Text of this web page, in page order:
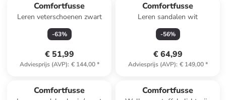
Comfortfusse
Leren veterschoenen zwart
-63%
€ 51,99
Adviesprijs (AVP): € 144,00*
Comfortfusse
Leren sandalen wit
-56%
€ 64,99
Adviesprijs (AVP): € 149,00*
Comfortfusse Comfortfusse